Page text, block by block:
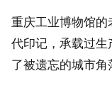
重庆工业博物馆
代印记，承载过
了被遗忘的城市角